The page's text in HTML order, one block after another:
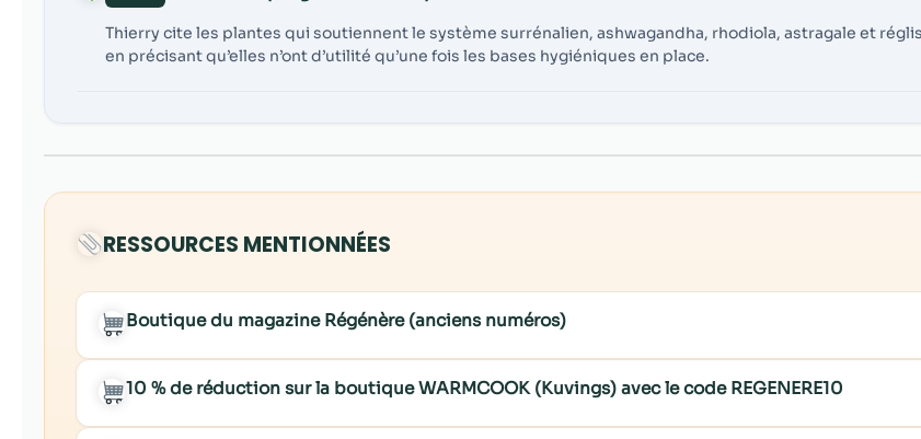
Thierry cite les plantes qui soutiennent le système surrénalien, ashwagandha, rhodiola, astragale et
en précisant qu’elles n’ont d’utilité qu’une fois les bases hygiéniques en place.
RESSOURCES MENTIONNÉES
Boutique du magazine Régénère (anciens numéros)
10 % de réduction sur la boutique WARMCOOK (Kuvings) avec le code REGENERE10